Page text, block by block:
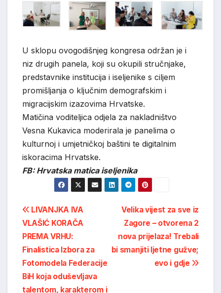
U sklopu ovogodišnjeg kongresa održan je i
niz drugih panela, koji su okupili stručnjake,
predstavnike institucija i iseljenike s ciljem
promišljanja o ključnim demografskim i
migracijskim izazovima Hrvatske.
Matičina voditeljica odjela za nakladništvo
Vesna Kukavica moderirala je panelima o
kulturnoj i umjetničkoj baštini te digitalnim
iskoracima Hrvatske.
FB: Hrvatska matica iseljenika
Post
navigation
Velika vijest za sve iz
Zagore – otvorena 2
nova prijelaza! Trebali
bi smanjiti ljetne gužve;
evo i gdje
LIVANJKA IVA
VLAŠIĆ KORAČA
PREMA VRHU:
Finalistica Izbora za
Fotomodela Federacije
BiH koja oduševljava
talentom, karakterom i